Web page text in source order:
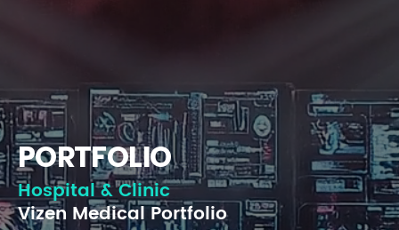
PORTFOLIO
Hospital & Clinic
Vizen Medical Portfolio